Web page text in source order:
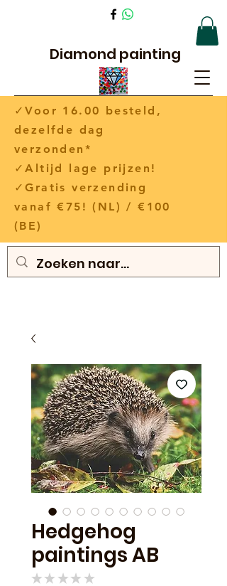
Diamond painting
✓Voor 16.00 besteld,
dezelfde dag
verzonden*
✓Altijd lage prijzen!
✓Gratis verzending
vanaf €75! (NL) / €100
(BE)
Hedgehog
paintings AB
★ ★ ★ ★ ★